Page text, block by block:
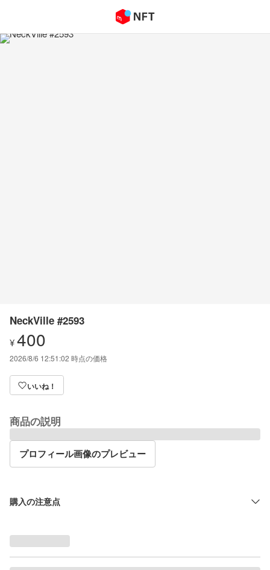
NeckVille #2593
¥400
2026/8/6 12:51:02 時点の価格
いいね！
商品の説明
プロフィール画像のプレビュー
購入の注意点